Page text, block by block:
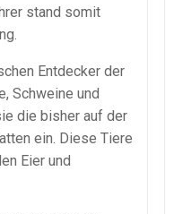
stand somit
Entdecker der
Schweine und
die bisher auf der
ein. Diese Tiere
Eier und